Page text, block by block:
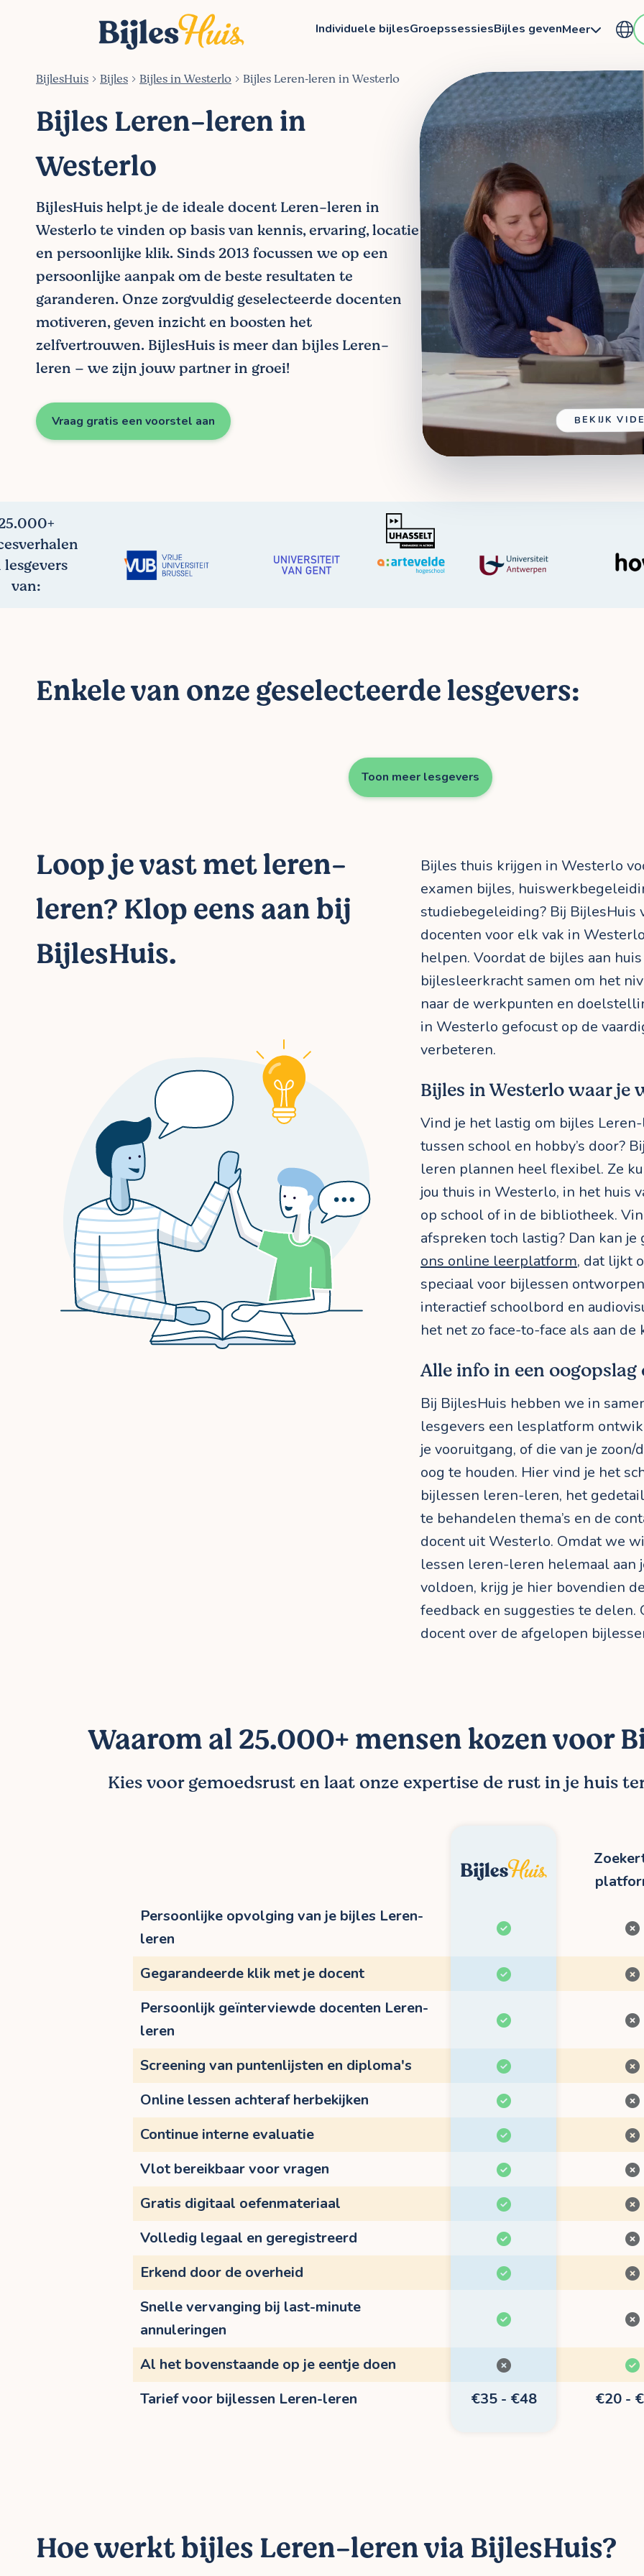
Individuele bijlesGroepssessiesBijles gevenMeer
BijlesHuis Bijles Bijles in Westerlo Bijles Leren‑leren in Westerlo
Bijles Leren-leren in
Westerlo
BijlesHuis helpt je de ideale docent Leren-leren in
Westerlo te vinden op basis van kennis, ervaring, locatie
en persoonlijke klik. Sinds 2013 focussen we op een
persoonlijke aanpak om de beste resultaten te
garanderen. Onze zorgvuldig geselecteerde docenten
motiveren, geven inzicht en boosten het
zelfvertrouwen. BijlesHuis is meer dan bijles Leren-
leren – we zijn jouw partner in groei!
Vraag gratis een voorstel aan BEKIJK
lesgevers
van:
Enkele van onze geselecteerde lesgevers:
Toon meer lesgevers
Loop je vast met leren-
leren? Klop eens aan bij
BijlesHuis.
Bijles thuis krijgen in Westerlo
examen bijles,
studiebegeleiding? Bij BijlesHuis
docenten voor elk vak in
helpen. Voordat de bijles aan
bijlesleerkracht samen om het
naar de werkpunten en
in Westerlo gefocust op de
verbeteren.
Bijles in Westerlo waar je
Vind je het lastig om bijles
tussen school en hobby’s door?
leren plannen heel flexibel. Ze
jou thuis in Westerlo, in het huis
op school of in de bibliotheek.
afspreken toch lastig? Dan kan
ons online leerplatform, dat lijkt
speciaal voor bijlessen
interactief schoolbord en
het net zo face-to-face als aan
Alle info in een
Bij BijlesHuis hebben we in
lesgevers een lesplatform
je vooruitgang, of die van je
oog te houden. Hier vind je het
bijlessen leren-leren, het
te behandelen thema’s en de
docent uit Westerlo. Omdat we
lessen leren-leren helemaal aan
voldoen, krijg je hier bovendien
feedback en suggesties te delen.
docent over de afgelopen
Waarom al 25.000+ mensen kozen voor
Kies voor gemoedsrust en laat onze expertise de rust in je huis
Persoonlijke opvolging van je bijles Leren-
leren
Gegarandeerde klik met je docent
Persoonlijk geïnterviewde docenten Leren-
leren
Screening van puntenlijsten en diploma's
Online lessen achteraf herbekijken
Continue interne evaluatie
Vlot bereikbaar voor vragen
Gratis digitaal oefenmateriaal
Volledig legaal en geregistreerd
Erkend door de overheid
Snelle vervanging bij last-minute
annuleringen
Al het bovenstaande op je eentje doen
Tarief voor bijlessen Leren-leren
€35 - €48 €20 -
Hoe werkt bijles Leren-leren via BijlesHuis?